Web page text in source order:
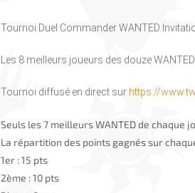
Tournoi Duel Commander WANTED
Les 8 meilleurs joueurs des douze
Tournoi diffusé en direct sur https://
Seuls les 7 meilleurs WANTED de chaque
La répartition des points gagnés sur
1er : 15 pts
2ème : 10 pts